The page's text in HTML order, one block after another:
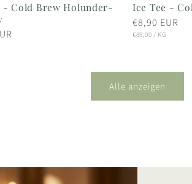
- Cold Brew Holunder-
Ice Tee -
Normaler
Preis
€8,90 EUR
STÜCKPREIS
€89,00 / PRO
KG
Alle anzeigen